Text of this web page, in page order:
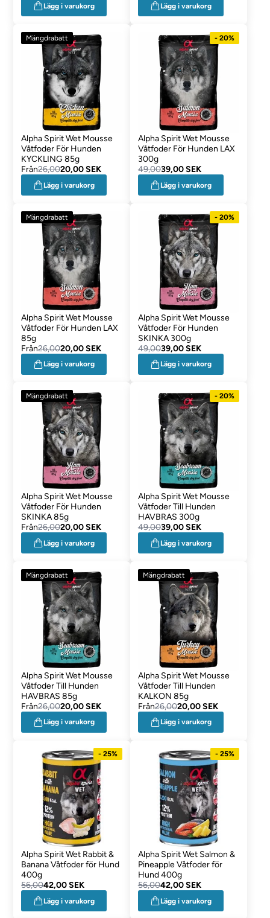
Lägg i varukorg Lägg i varukorg
Mängdrabatt
Alpha Spirit Wet Mousse
Våtfoder För Hunden
KYCKLING 85g
Från26,0020,00 SEK
Lägg i varukorg
- 20%
Alpha Spirit Wet Mousse
Våtfoder För Hunden LAX
300g
49,0039,00 SEK
Lägg i varukorg
Mängdrabatt
Alpha Spirit Wet Mousse
Våtfoder För Hunden LAX
85g
Från26,0020,00 SEK
Lägg i varukorg
- 20%
Alpha Spirit Wet Mousse
Våtfoder För Hunden
SKINKA 300g
49,0039,00 SEK
Lägg i varukorg
Mängdrabatt
Alpha Spirit Wet Mousse
Våtfoder För Hunden
SKINKA 85g
Från26,0020,00 SEK
Lägg i varukorg
- 20%
Alpha Spirit Wet Mousse
Våtfoder Till Hunden
HAVBRAS 300g
49,0039,00 SEK
Lägg i varukorg
Mängdrabatt
Alpha Spirit Wet Mousse
Våtfoder Till Hunden
HAVBRAS 85g
Från26,0020,00 SEK
Lägg i varukorg
Mängdrabatt
Alpha Spirit Wet Mousse
Våtfoder Till Hunden
KALKON 85g
Från26,0020,00 SEK
Lägg i varukorg
- 25%
Alpha Spirit Wet Rabbit &
Banana Våtfoder för Hund
400g
56,0042,00 SEK
Lägg i varukorg
- 25%
Alpha Spirit Wet Salmon &
Pineapple Våtfoder för
Hund 400g
56,0042,00 SEK
Lägg i varukorg